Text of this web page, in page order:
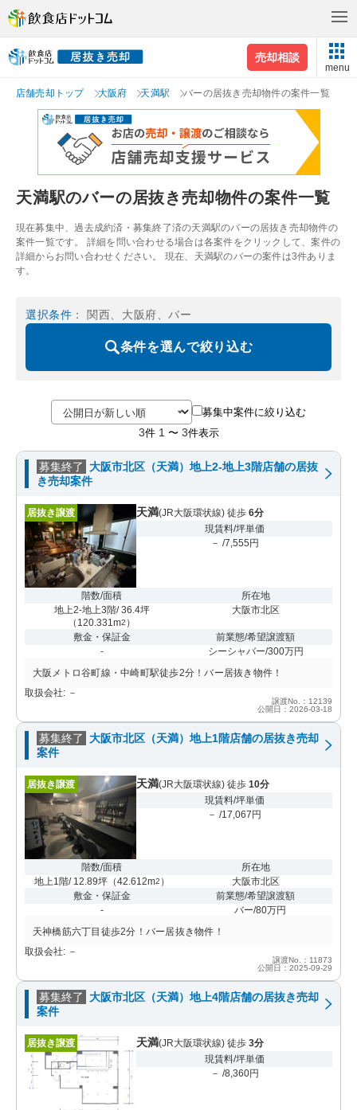
売却相談
menu
店舗売却トップ 大阪府 天満駅 バーの居抜き売却物件の案件一覧
天満駅のバーの居抜き売却物件の案件一覧
現在募集中、過去成約済・募集終了済の天満駅のバーの居抜き売却物件の
案件一覧です。 詳細を問い合わせる場合は各案件をクリックして、案件の
詳細からお問い合わせください。 現在、天満駅のバーの案件は3件ありま
す。
選択条件 ： 関西、大阪府、バー
条件を選んで絞り込む
募集中案件に絞り込む
3件 1 〜 3件表示
募集終了
大阪市北区（天満）地上2-地上3階店舗の居抜
き売却案件
居抜き譲渡 天満(JR大阪環状線) 徒歩 6分
現賃料/坪単価
－ /7,555円
階数/面積
地上2-地上3階/ 36.4坪
（ 120.331m2 ）
所在地
大阪市北区
敷金・保証金
-
前業態/希望譲渡額
シーシャバー/300万円
大阪メトロ谷町線・中崎町駅徒歩2分！バー居抜き物件！
取扱会社: －
譲渡No.：12139
公開日：2026-03-18
募集終了
大阪市北区（天満）地上1階店舗の居抜き売却
案件
居抜き譲渡 天満(JR大阪環状線) 徒歩 10分
現賃料/坪単価
－ /17,067円
階数/面積
地上1階/ 12.89坪（42.612m2 ）
所在地
大阪市北区
敷金・保証金
-
前業態/希望譲渡額
バー/80万円
天神橋筋六丁目徒歩2分！バー居抜き物件！
取扱会社: －
譲渡No.：11873
公開日：2025-09-29
募集終了
大阪市北区（天満）地上4階店舗の居抜き売却
案件
居抜き譲渡 天満(JR大阪環状線) 徒歩 3分
現賃料/坪単価
－ /8,360円